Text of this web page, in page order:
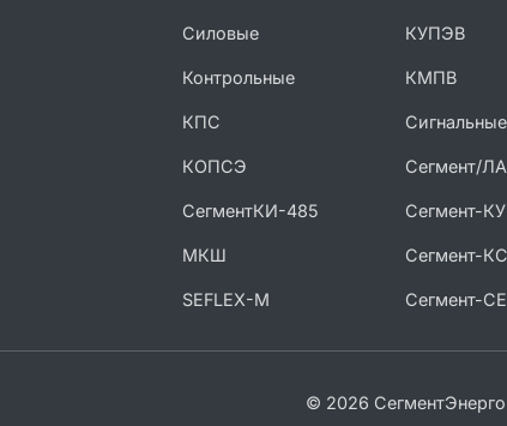
Силовые КУПЭВ
Контрольные КМПВ
КПС Сигнальные
КОПСЭ Сегмент/
СегментКИ-485 Сегмент-КУ
МКШ Сегмент-КС
SEFLEX-M Сегмент-
© 2026